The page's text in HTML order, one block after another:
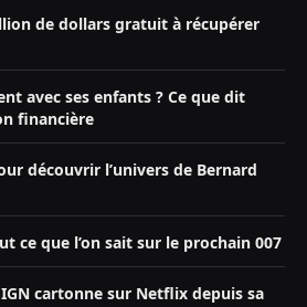
de dollars gratuit à récupérer
avec ses enfants ? Ce que dit
financière
découvrir l’univers de Bernard
ce que l’on sait sur le prochain 007
cartonne sur Netflix depuis sa